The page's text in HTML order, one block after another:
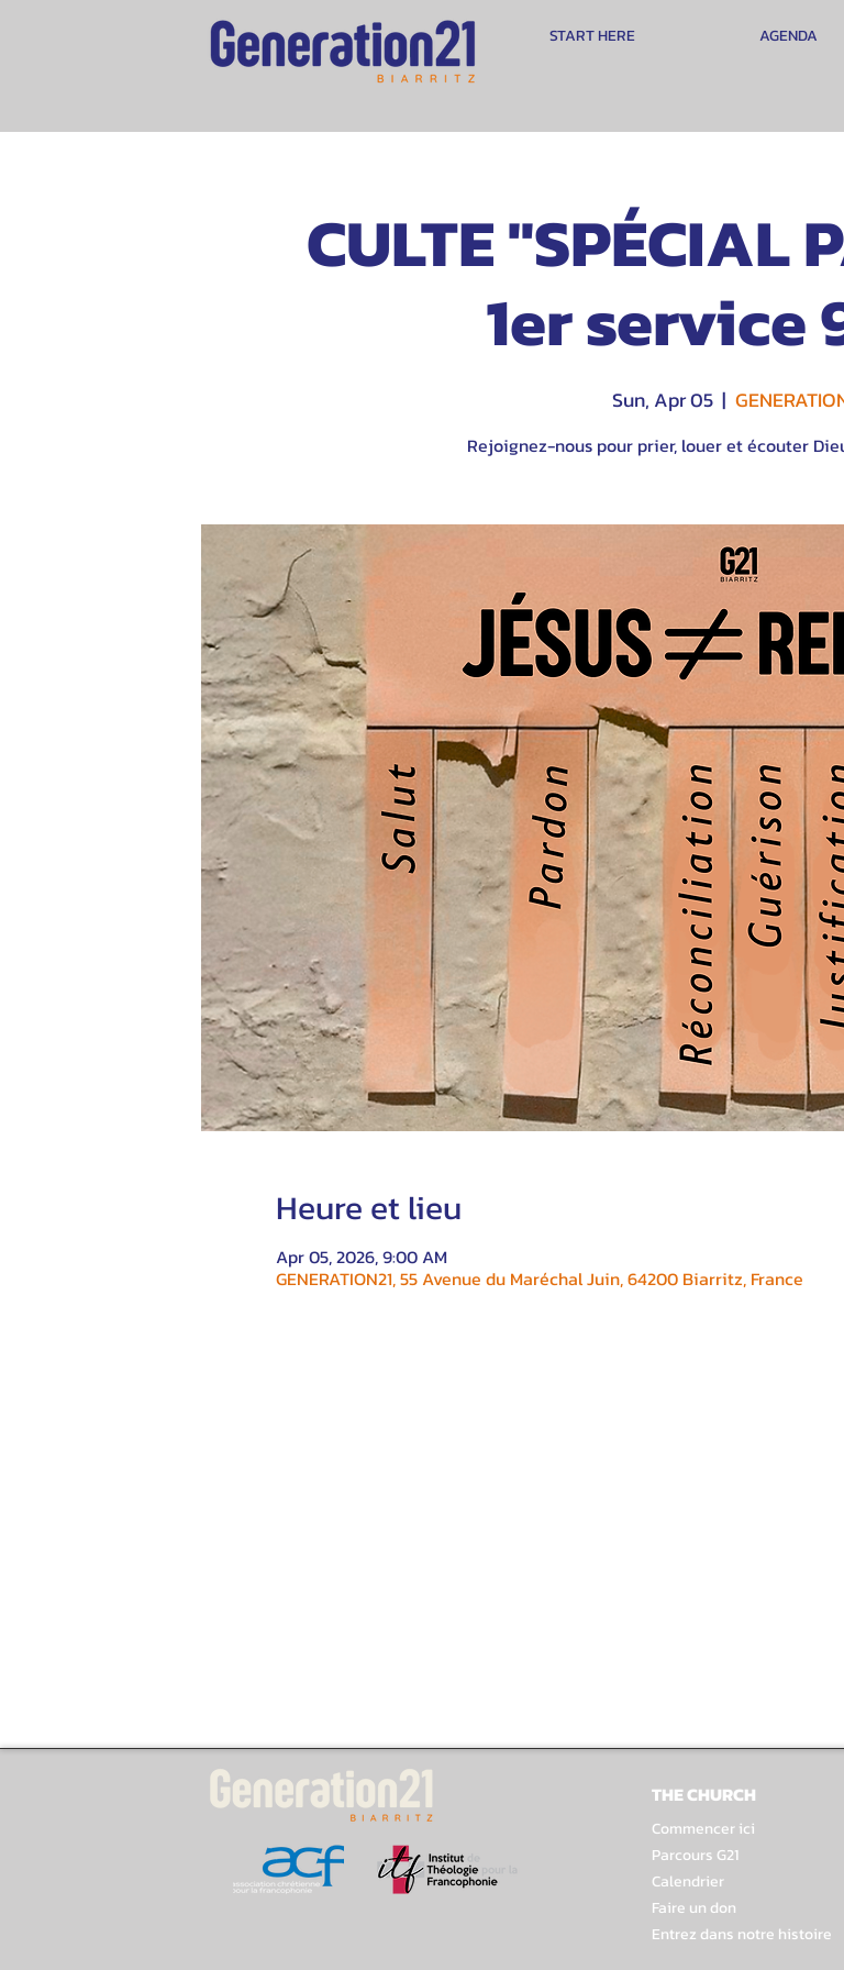
START HERE AGENDA
CULTE "SPÉCIAL
1er service
Sun, Apr 05
  |
Rejoignez-nous pour prier, louer et écouter
Heure et lieu
Apr 05, 2026, 9:00 AM
GENERATION21, 55 Avenue du Maréchal Juin, 64200 Biarritz, France
THE CHURCH
Commencer ici
Parcours G21
Calendrier
Faire un don
Entrez dans notre histoire